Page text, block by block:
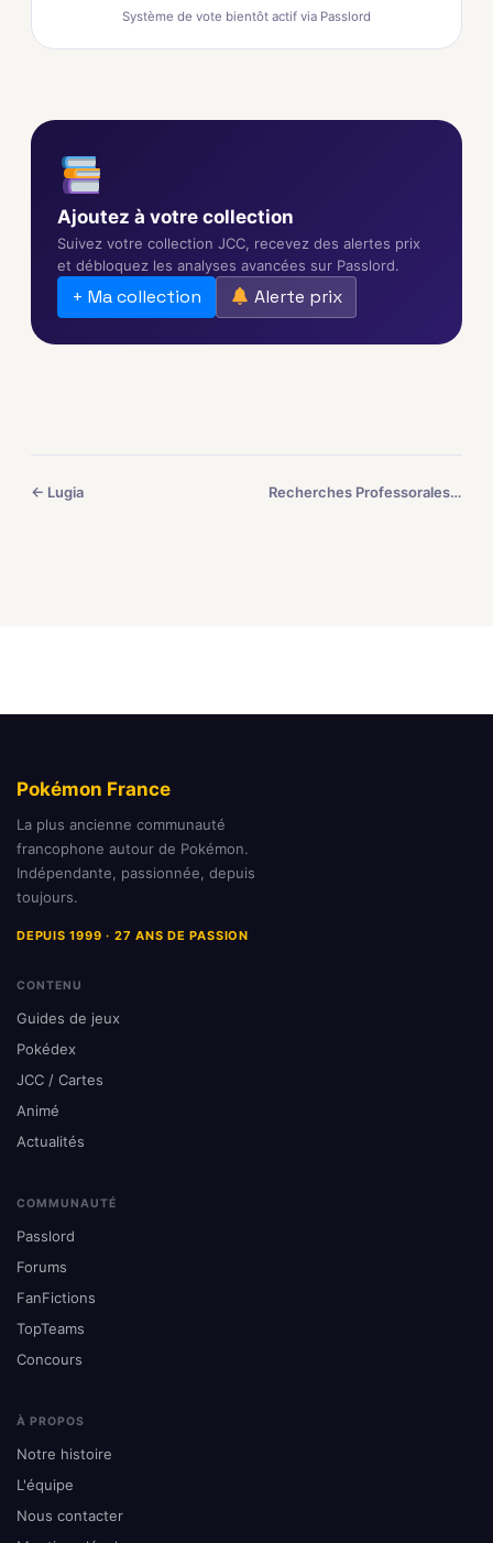
Système de vote bientôt actif via Passlord
Ajoutez à votre collection
Suivez votre collection JCC, recevez des alertes prix
et débloquez les analyses avancées sur Passlord.
+ Ma collection Alerte prix
← Lugia Recherches Professorales →
Pokémon France
La plus ancienne communauté
francophone autour de Pokémon.
Indépendante, passionnée, depuis
toujours.
DEPUIS 1999 · 27 ANS DE PASSION
CONTENU
Guides de jeux
Pokédex
JCC / Cartes
Animé
Actualités
COMMUNAUTÉ
Passlord
Forums
FanFictions
TopTeams
Concours
À PROPOS
Notre histoire
L'équipe
Nous contacter